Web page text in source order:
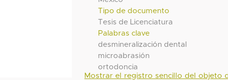
Tipo de documento
Tesis de Licenciatura
Palabras clave
desmineralización dental
microabrasión
ortodoncia
Mostrar el registro sencillo del objeto